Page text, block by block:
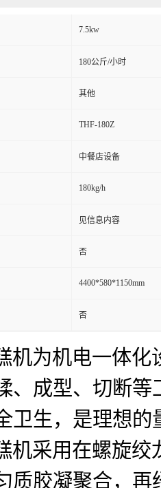
7.5kw
180公斤/小时
其他
THF-180Z
中餐店设备
180kg/h
见信息内容
否
4400*580*1150mm
否
机为机电一体
、成型、切断
卫生，是理想的
机采用在螺旋
质胶凝聚合，